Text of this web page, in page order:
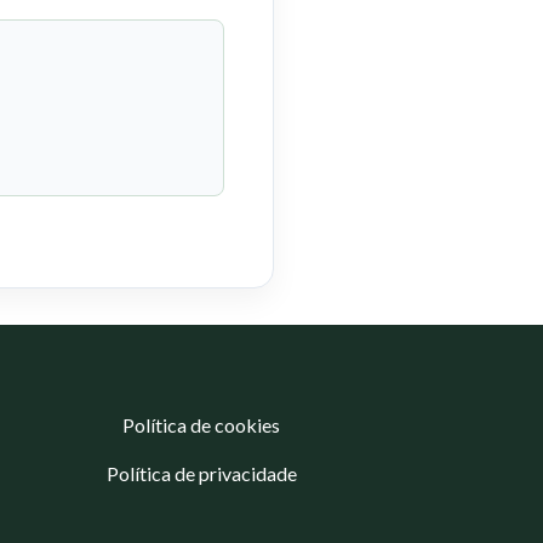
Política de cookies
Política de privacidade